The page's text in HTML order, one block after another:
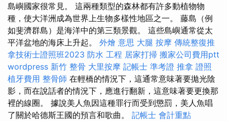
島嶼國家很常見。 這兩種類型的森林都有許多動植物物
種，使大洋洲成為世界上生物多樣性地區之一。 藤島（例
如斐濟群島）是海洋中的第三類景觀。 這些島嶼通常從太
平洋盆地的海床​​上升起。 外燴 意思 大腿 按摩 傳統整復推
拿技術士證照班2023 防水 工程 居家打掃 搬家公司費用ptt
wordpress 新竹 整骨 大里按摩 記帳士 準考證 推拿 證照
植牙費用 整骨師 在輕橋的情況下，這通常意味著要拋光陰
影，而在說話者的情況下，應進行翻新，這意味著要更換那
裡的線圈。 據說美人魚因這種罪行而受到懲罰，美人魚唱
了關於哈德斯王國的預言和歌曲。 記帳士 會計重點